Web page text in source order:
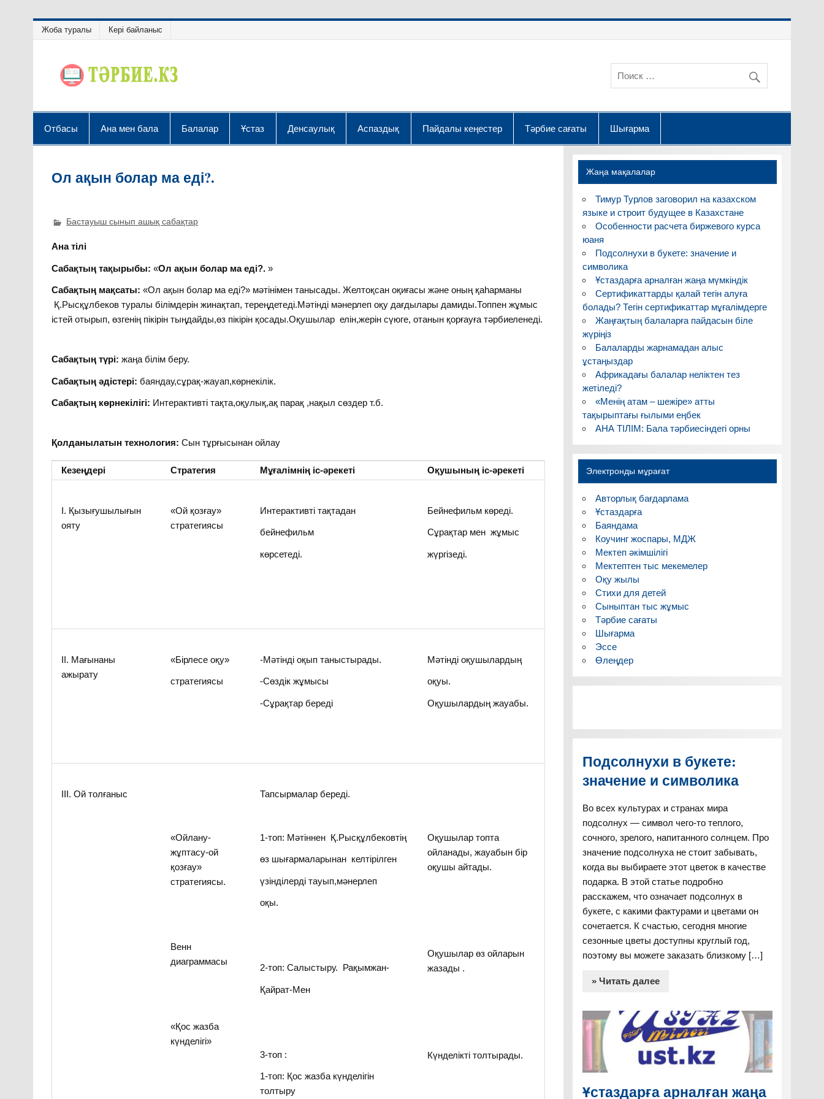
Жоба туралы Кері байланыс
Отбасы Ана мен бала Балалар Ұстаз Денсаулық Аспаздық Пайдалы кеңестер Тәрбие сағаты Шығарма
Ол ақын болар ма еді?.
Бастауыш сынып ашық сабақтар
Ана тілі
Сабақтың тақырыбы: «Ол ақын болар ма еді?. »
Сабақтың мақсаты: «Ол ақын болар ма еді?» мәтінімен танысады. Желтоқсан оқиғасы және оның қаһарманы
Қ.Рысқұлбеков туралы білімдерін жинақтап, тереңдетеді.Мәтінді мәнерлеп оқу дағдылары дамиды.Топпен жұмыс
істей отырып, өзгенің пікірін тыңдайды,өз пікірін қосады.Оқушылар елін,жерін сүюге, отанын қорғауға тәрбиеленеді.
Сабақтың түрі: жаңа білім беру.
Сабақтың әдістері: баяндау,сұрақ-жауап,көрнекілік.
Сабақтың көрнекілігі: Интерактивті тақта,оқулық,ақ парақ ,нақыл сөздер т.б.
Қолданылатын технология: Сын тұрғысынан ойлау
Кезеңдері Стратегия Мұғалімнің іс-әрекеті Оқушының іс-әрекеті
І. Қызығушылығын
ояту
«Ой қозғау»
стратегиясы
Интерактивті тақтадан
бейнефильм
көрсетеді.
Бейнефильм көреді.
Сұрақтар мен жұмыс
жүргізеді.
ІІ. Мағынаны
ажырату
«Бірлесе оқу»
стратегиясы
-Мәтінді оқып таныстырады.
-Сөздік жұмысы
-Сұрақтар береді
Мәтінді оқушылардың
оқуы.
Оқушылардың жауабы.
ІІІ. Ой толғаныс
«Ойлану-
жұптасу-ой
қозғау»
стратегиясы.
Венн
диаграммасы
«Қос жазба
күнделігі»
Тапсырмалар береді.
1-топ: Мәтіннен Қ.Рысқұлбековтің
өз шығармаларынан келтірілген
үзінділерді тауып,мәнерлеп
оқы.
2-топ: Салыстыру. Рақымжан-
Қайрат-Мен
3-топ :
1-топ: Қос жазба күнделігін
толтыру
Оқушылар топта
ойланады, жауабын бір
оқушы айтады.
Оқушылар өз ойларын
жазады .
Күнделікті толтырады.
Жаңа мақалалар
Тимур Турлов заговорил на казахском
языке и строит будущее в Казахстане
Особенности расчета биржевого курса
юаня
Подсолнухи в букете: значение и
символика
Ұстаздарға арналған жаңа мүмкіндік
Сертификаттарды қалай тегін алуға
болады? Тегін сертификаттар мұғалімдерге
Жаңғақтың балаларға пайдасын біле
жүріңіз
Балаларды жарнамадан алыс
ұстаңыздар
Африкадағы балалар неліктен тез
жетіледі?
«Менің атам – шежіре» атты
тақырыптағы ғылыми еңбек
АНА ТІЛІМ: Бала тәрбиесіндегі орны
Электронды мұрағат
Авторлық бағдарлама
Ұстаздарға
Баяндама
Коучинг жоспары, МДЖ
Мектеп әкімшілігі
Мектептен тыс мекемелер
Оқу жылы
Стихи для детей
Сыныптан тыс жұмыс
Тәрбие сағаты
Шығарма
Эссе
Өлеңдер
Подсолнухи в букете:
значение и символика
Во всех культурах и странах мира
подсолнух — символ чего-то теплого,
сочного, зрелого, напитанного солнцем. Про
значение подсолнуха не стоит забывать,
когда вы выбираете этот цветок в качестве
подарка. В этой статье подробно
расскажем, что означает подсолнух в
букете, с какими фактурами и цветами он
сочетается. К счастью, сегодня многие
сезонные цветы доступны круглый год,
поэтому вы можете заказать близкому […]
» Читать далее
Ұстаздарға арналған жаңа